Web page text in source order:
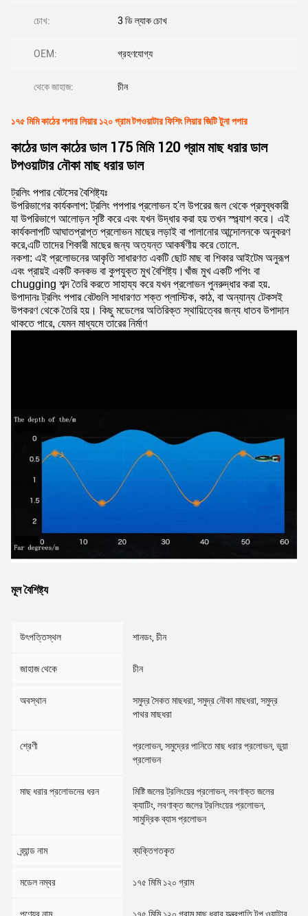
চোখ: 3 ডি ল্যাক চোখ
OEM: গ্রহণযোগ্য
থেকে জাহাজ: চীন
১৭৫ মিমি কাঠের পপার লিয়ার ১২০ গ্রাম টপওয়াটার ফিশিং লিয়ার জিটি টুনা পপার
কাঠের ডাল কাঠের ডাল 175 মিমি 120 গ্রাম মাছ ধরার ডাল
টপওয়াটার নৌকা মাছ ধরার ডাল
ট্রলিং পপার বেটসের বৈশিষ্ট্যঃ
উপরিভাগের কার্যকলাপ: ট্রলিং পপপার প্রলোভন হ'ল উপরের জল থেকে প্রলুব্ধকারী
যা উপরিভাগে আলোড়ন সৃষ্টি করে এবং যখন উদ্ধার করা হয় তখন স্প্ল্যাশ করে। এই
কার্যকলাপটি আঘাতপ্রাপ্ত প্রলোভন মাছের লড়াই বা পালানোর আন্দোলনকে অনুকরণ
করে,এটি তাদের শিকারী মাছের জন্য অত্যন্ত আকর্ষণীয় করে তোলে.
নকশা: এই প্রলোভনের আকৃতি সাধারণত একটি ছোট মাছ বা শিকার আইটেম অনুরূপ
এবং প্রায়ই একটি কনকভ বা কুপযুক্ত মুখ বৈশিষ্ট্য।খাঁজ মুখ একটি পপিং বা
chugging শব্দ তৈরি করতে সাহায্য করে যখন প্রলোভন পুনরুদ্ধার করা হয়.
উপাদানঃ ট্রলিং পপার বেটগুলি সাধারণত শক্ত প্লাস্টিক, কাঠ, বা অন্যান্য টেকসই
উপকরণ থেকে তৈরি হয়। কিছু মডেলের অতিরিক্ত স্থায়িত্বের জন্য ধাতব উপাদান
থাকতে পারে, যেমন মাধ্যমে তারের নির্মাণ
মূল বৈশিষ্ট্য
উৎপত্তিস্থল শানডং, চীন
জাহাজ থেকে চীন
অবস্থান
সমুদ্র সৈকত মাছধরা, সমুদ্র নৌকা মাছধরা, সমুদ্র
পাথর মাছধরা
শ্রেণী
প্রলোভন, সমুদ্রের পানিতে মাছ ধরার প্রলোভন, ভুয়া
প্রলোভন
মাছ ধরার প্রলোভনের ধরন
মিষ্টি জলের ট্রলিংয়ের প্রলোভন, লবণাক্ত জলের
ক্যাটিং, লবণাক্ত জলের ট্রলিংয়ের প্রলোভন,
সামুদ্রিক ব্যাস প্রলোভন
ব্র্যান্ড নাম ব্যক্তিগতকৃত
মডেল নম্বর ১৭৫ মিমি ১২০ গ্রাম
পণ্যের নাম ১৭৫ মিমি ১২০ গ্রাম মাছ ধরার যন্ত্রপাতি টপ ওয়াটার